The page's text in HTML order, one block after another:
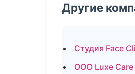
Другие
Студия Face
ООО Luxe